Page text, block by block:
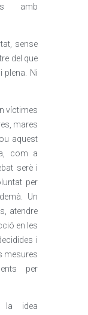
amb
sense
del que
plena. Ni
víctimes
mares
aquest
com a
serè i
per
Un
atendre
en les
i
mesures
per
la idea